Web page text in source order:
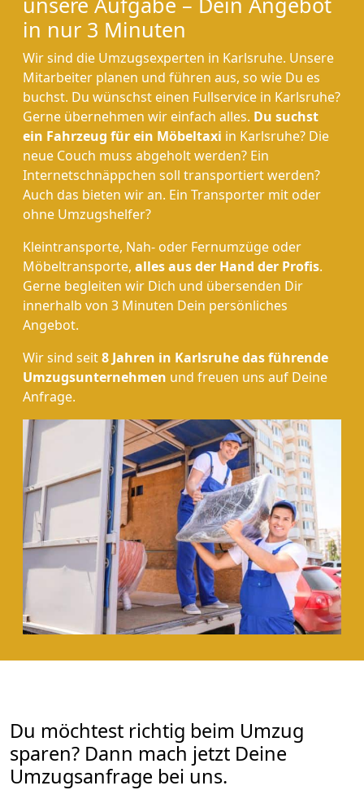
in nur 3 Minuten
Wir sind die Umzugsexperten in Karlsruhe. Unsere
Mitarbeiter planen und führen aus, so wie Du es
buchst. Du wünschst einen Fullservice in Karlsruhe?
Gerne übernehmen wir einfach alles. Du suchst
ein Fahrzeug für ein Möbeltaxi in Karlsruhe? Die
neue Couch muss abgeholt werden? Ein
Internetschnäppchen soll transportiert werden?
Auch das bieten wir an. Ein Transporter mit oder
ohne Umzugshelfer?
Kleintransporte, Nah- oder Fernumzüge oder
Möbeltransporte, alles aus der Hand der Profis.
Gerne begleiten wir Dich und übersenden Dir
innerhalb von 3 Minuten Dein persönliches
Angebot.
Wir sind seit8 Jahren in Karlsruhe das führende
Umzugsunternehmen und freuen uns auf Deine
Anfrage.
Du möchtest richtig beim Umzug
sparen? Dann mach jetzt Deine
Umzugsanfrage bei uns.